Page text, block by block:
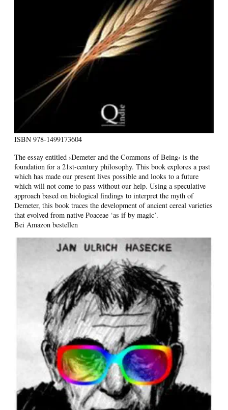
ISBN 978-1499173604
The essay entitled ›Demeter and the Commons of Being‹ is the
foundation for a 21st-century philosophy. This book explores a past
which has made our present lives possible and looks to a future
which will not come to pass without our help. Using a speculative
approach based on biological findings to interpret the myth of
Demeter, this book traces the development of ancient cereal varieties
that evolved from native Poaceae ‘as if by magic’.
Bei Amazon bestellen